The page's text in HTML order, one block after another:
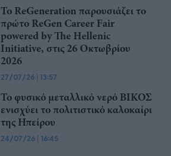
Το ReGeneration παρουσιάζει το
πρώτο ReGen Career Fair
powered by The Hellenic
Initiative, στις 26 Οκτωβρίου
2026
27/07/26 | 13:57
Το φυσικό μεταλλικό νερό ΒΙΚΟΣ
ενισχύει το πολιτιστικό καλοκαίρι
της Ηπείρου
24/07/26 | 16:45